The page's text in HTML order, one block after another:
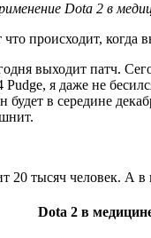
происходит, когда
выходит патч.
Pudge, я даже не
в середине
20 тысяч человек. А
Dota 2 в